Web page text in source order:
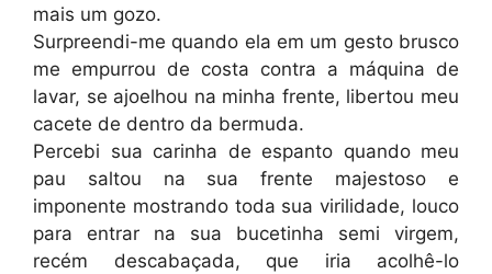
mais um gozo.
Surpreendi-me quando ela em um gesto brusco
me empurrou de costa contra a máquina de
lavar, se ajoelhou na minha frente, libertou meu
cacete de dentro da bermuda.
Percebi sua carinha de espanto quando meu
pau saltou na sua frente majestoso e
imponente mostrando toda sua virilidade, louco
para entrar na sua bucetinha semi virgem,
recém descabaçada, que iria acolhê-lo